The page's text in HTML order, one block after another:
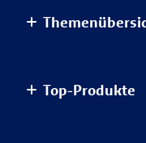
Haus & Wohnung
Top-Produkte